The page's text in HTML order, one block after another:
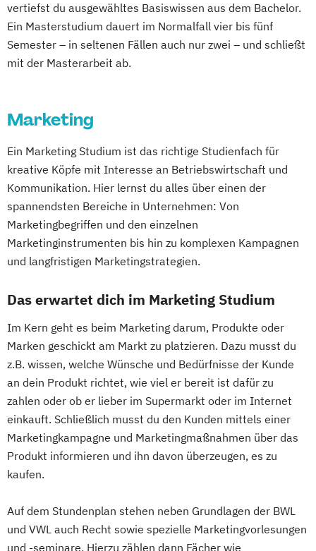
vertiefst du ausgewähltes Basiswissen aus dem Bachelor.
Ein Masterstudium dauert im Normalfall vier bis fünf
Semester – in seltenen Fällen auch nur zwei – und schließt
mit der Masterarbeit ab.
Marketing
Ein Marketing Studium ist das richtige Studienfach für
kreative Köpfe mit Interesse an Betriebswirtschaft und
Kommunikation. Hier lernst du alles über einen der
spannendsten Bereiche in Unternehmen: Von
Marketingbegriffen und den einzelnen
Marketinginstrumenten bis hin zu komplexen Kampagnen
und langfristigen Marketingstrategien.
Das erwartet dich im Marketing Studium
Im Kern geht es beim Marketing darum, Produkte oder
Marken geschickt am Markt zu platzieren. Dazu musst du
z.B. wissen, welche Wünsche und Bedürfnisse der Kunde
an dein Produkt richtet, wie viel er bereit ist dafür zu
zahlen oder ob er lieber im Supermarkt oder im Internet
einkauft. Schließlich musst du den Kunden mittels einer
Marketingkampagne und Marketingmaßnahmen über das
Produkt informieren und ihn davon überzeugen, es zu
kaufen.
Auf dem Stundenplan stehen neben Grundlagen der BWL
und VWL auch Recht sowie spezielle Marketingvorlesungen
und -seminare. Hierzu zählen dann Fächer wie